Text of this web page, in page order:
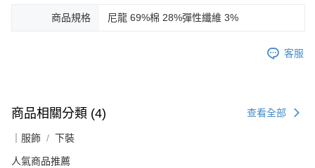
商品規格 尼龍 69%棉 28%彈性纖維 3%
客服
商品相關分類 (4) 查看全部
｜服飾 下裝
人氣商品推薦